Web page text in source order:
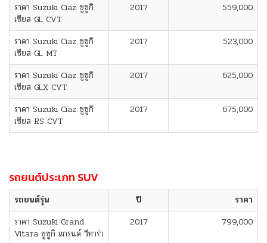
ราคา Suzuki Ciaz ซูซูกิ
เซียส GL CVT
2017 559,000
ราคา Suzuki Ciaz ซูซูกิ
เซียส GL MT
2017 523,000
ราคา Suzuki Ciaz ซูซูกิ
เซียส GLX CVT
2017 625,000
ราคา Suzuki Ciaz ซูซูกิ
เซียส RS CVT
2017 675,000
รถยนต์ประเภท SUV
รถยนต์รุ่น ปี
ราคา
ราคา Suzuki Grand
Vitara ซูซูกิ แกรนด์ วีทาร่า
2017 799,000